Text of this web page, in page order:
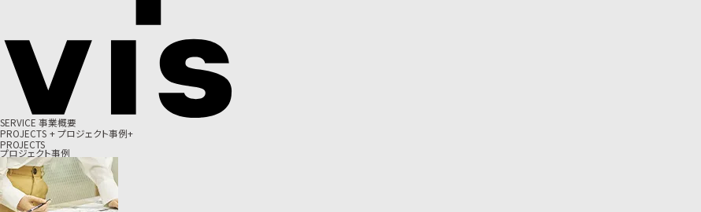
SERVICE 事業概要
PROJECTS +プロジェクト事例+
PROJECTS
プロジェクト事例